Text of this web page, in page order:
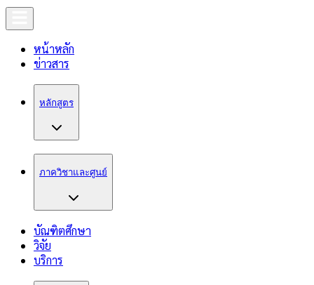
หน้าหลัก
ข่าวสาร
หลักสูตร
ภาควิชาและศูนย์
บัณฑิตศึกษา
วิจัย
บริการ